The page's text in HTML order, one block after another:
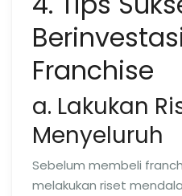
Franchise
a. Lakukan
Menyeluruh
Sebelum membeli
melakukan riset